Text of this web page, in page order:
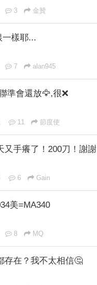
3 金贊
一樣耶...
7 alan945
準會還放🦅,很❌
11 節度使
又手癢了！200刀！謝謝
6 Gain
美=MA340
8 MQ
存在？我不太相信🤔